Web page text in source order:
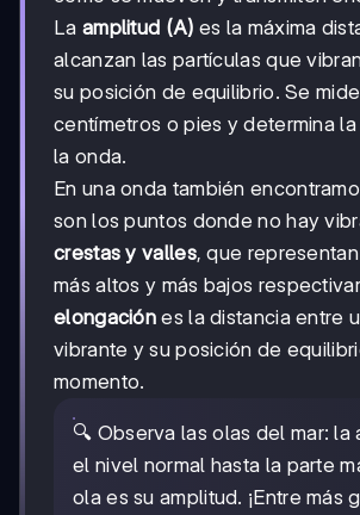
La amplitud (A) es la máxima
alcanzan las partículas que
su posición de equilibrio. Se
centímetros o pies y determina
la onda.
En una onda también
son los puntos donde no hay
crestas y valles, que
más altos y más bajos
elongación es la distancia entre
vibrante y su posición de
momento.
🔍 Observa las olas del mar: la
el nivel normal hasta la parte
ola es su amplitud. ¡Entre más